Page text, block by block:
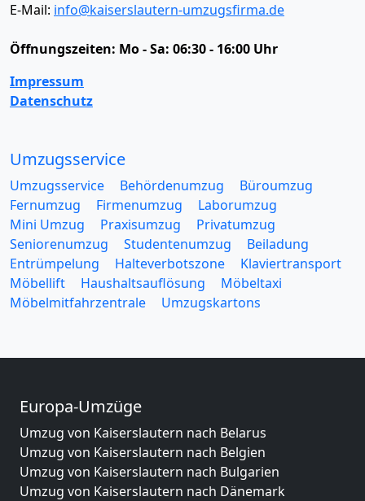
E-Mail: info@kaiserslautern-umzugsfirma.de
Öffnungszeiten: Mo - Sa: 06:30 - 16:00 Uhr
Impressum
Datenschutz
Umzugsservice
Umzugsservice Behördenumzug
Büroumzug
Fernumzug
Firmenumzug
Laborumzug
Mini Umzug
Praxisumzug
Privatumzug
Seniorenumzug
Studentenumzug
Beiladung
Entrümpelung
Halteverbotszone
Klaviertransport
Möbellift
Haushaltsauflösung
Möbeltaxi
Möbelmitfahrzentrale
Umzugskartons
Europa-Umzüge
Umzug von Kaiserslautern nach Belarus
Umzug von Kaiserslautern nach Belgien
Umzug von Kaiserslautern nach Bulgarien
Umzug von Kaiserslautern nach Dänemark